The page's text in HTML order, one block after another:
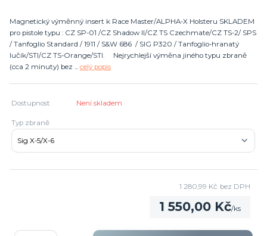
Magnetický výměnný insert k Race Master/ALPHA-X Holsteru SKLADEM
pro pistole typu : CZ SP-01 /CZ Shadow II/CZ TS Czechmate/CZ TS-2/ SPS
/ Tanfoglio Standard / 1911 / S&W 686 / SIG P320 / Tanfoglio-hranatý
lučík/STI/CZ TS-Orange/STI. Nejrychlejší výměna jiného typu zbraně
(cca 2 minuty) bez ... celý popis
Dostupnost Není skladem
Typ zbraně
1 550,00 Kč/ks
1 280,99 Kč bez DPH